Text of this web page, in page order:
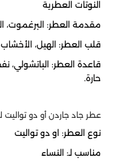
النوتات العطرية
مقدمة العطر: البرغموت،
قلب العطر: الهيل، الأخشاب
قاعدة العطر: الباتشولي،
حارة.
عطر جاد جاردن أو دو تواليت
نوع العطر: او دو تواليت
مناسب لـ: النساء